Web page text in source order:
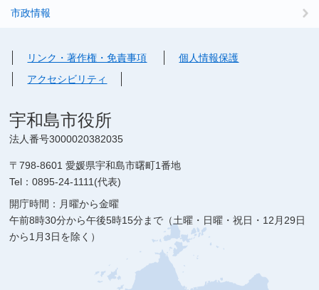
市政情報
リンク・著作権・免責事項
個人情報保護
アクセシビリティ
宇和島市役所
法人番号3000020382035
〒798-8601 愛媛県宇和島市曙町1番地
Tel：0895-24-1111(代表)
開庁時間：月曜から金曜
午前8時30分から午後5時15分まで（土曜・日曜・祝日・12月29日
から1月3日を除く）